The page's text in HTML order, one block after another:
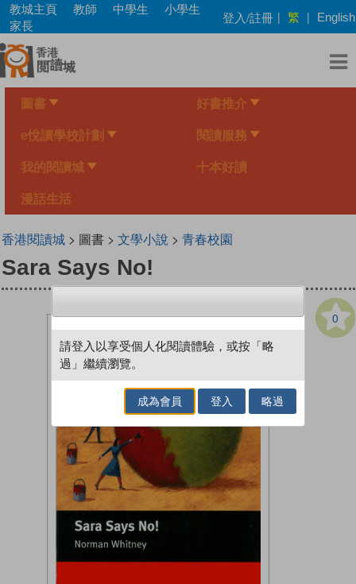
Skip
main
content
教城主頁 教師 中學生
小學生
家長
登入/註冊 | 繁 | English
圖書 好書推介
e悅讀學校計劃 閱讀服務
我的閱讀城 十本好讀
漫話生活
香港閱讀城> 圖書 > 文學小說 > 青春校園
Sara Says No!
0
請登入以享受個人化閱讀體驗，或按「略
過」繼續瀏覽。
成為會員 登入 略過